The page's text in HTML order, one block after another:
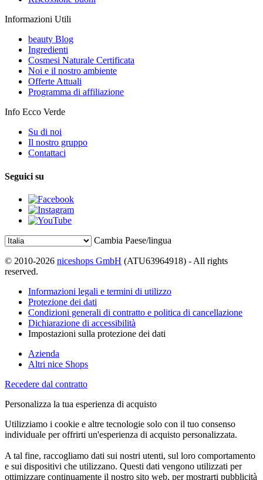
Informazioni Utili
beauty Blog
Ingredienti
Cosmesi Naturale Certificata
Noi e il nostro ambiente
Offerte Attuali
Programma di affiliazione
Info Ecco Verde
Su di noi
Il nostro gruppo
Contattaci
Seguici su
Cambia Paese/lingua
© 2010-2026 niceshops GmbH (ATU63964918) - All rights
reserved.
Informazioni legali e termini di utilizzo
Protezione dei dati
Condizioni generali di contratto e politica di cancellazione
Dichiarazione di accessibilità
Impostazioni sulla protezione dei dati
Azienda
Altri nice Shops
Recedere dal contratto
Personalizza la tua esperienza di acquisto
Utilizziamo i cookie e altre tecnologie solo con il tuo consenso
individuale per offrirti un'esperienza di acquisto personalizzata.
A tal fine, raccogliamo dati sui nostri utenti, sul loro comportamento
e sui dispositivi che utilizzano. Questi dati vengono utilizzati per
ottimizzare continuamente il nostro sito web, per mostrarti pubblicità